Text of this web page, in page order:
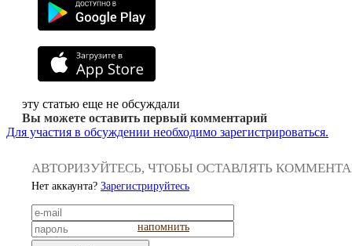
эту статью еще не обсуждали
Вы можете оставить первый комментарий
Для участия в обсуждении необходимо зарегистрироваться.
АВТОРИЗУЙТЕСЬ, ЧТОБЫ ОСТАВЛЯТЬ
Нет аккаунта? Зарегистрируйтесь
напомнить